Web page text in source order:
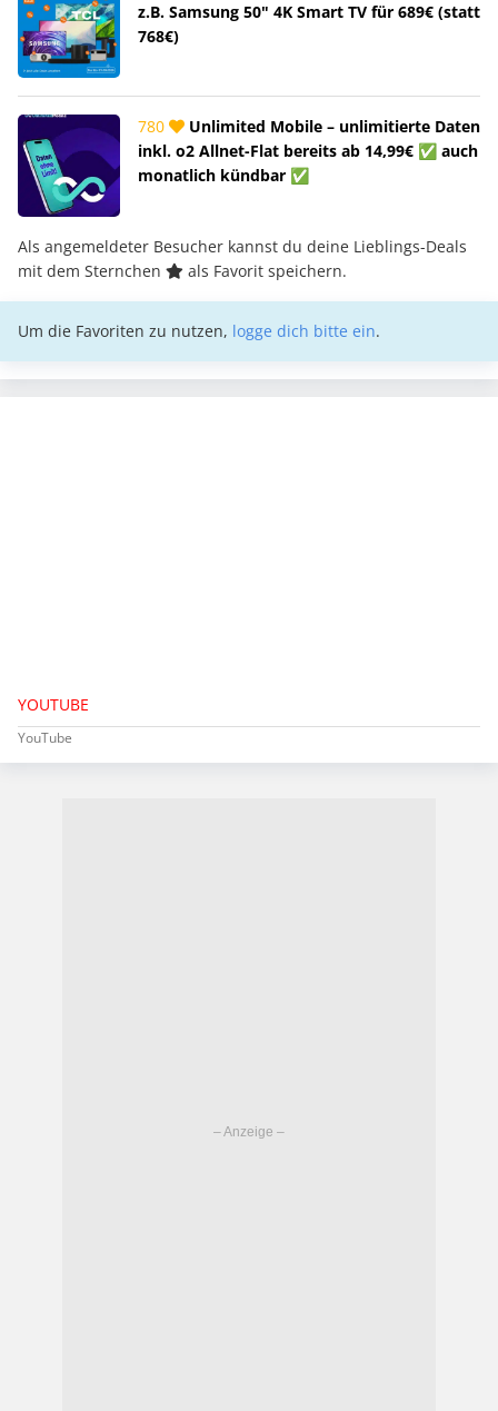
z.B. Samsung 50" 4K Smart TV für 689€ (statt
768€)
780
Unlimited Mobile – unlimitierte Daten
inkl. o2 Allnet-Flat bereits ab 14,99€ ✅ auch
monatlich kündbar ✅
Als angemeldeter Besucher kannst du deine Lieblings-Deals
mit dem Sternchen
als Favorit speichern.
Um die Favoriten zu nutzen, logge dich bitte ein.
YOUTUBE
YouTube